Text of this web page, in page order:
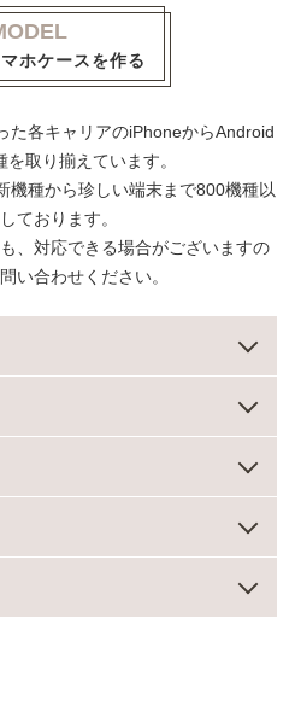
ホケースを作る
た各キャリアのiPhoneからAndroid
取り揃えています。
機種から珍しい端末まで800機種以
ております。
、対応できる場合がございますの
い合わせください。